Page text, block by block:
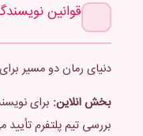
قوانین
دنیای رمان دو مسیر
بخش آنلاین: برای
بررسی تیم پلتفرم